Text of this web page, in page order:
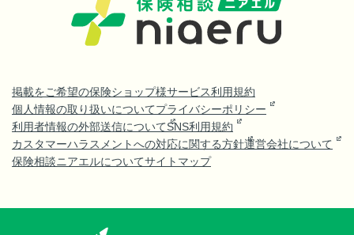
掲載をご希望の保険ショップ様サービス利用規約
個人情報の取り扱いについてプライバシーポリシー
利用者情報の外部送信についてSNS利用規約
カスタマーハラスメントへの対応に関する方針運営会社について
保険相談ニアエルについてサイトマップ